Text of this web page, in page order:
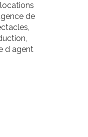
de
d agent